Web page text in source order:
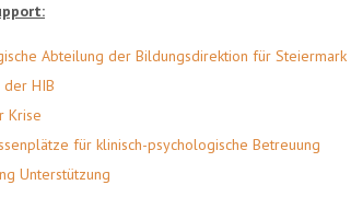
Abteilung der Bildungsdirektion für Steiermark
der HIB
Krise
für klinisch-psychologische Betreuung
Unterstützung